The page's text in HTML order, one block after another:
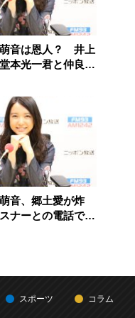
音は恩人？ 井上
本光一君と仲良く
ちゃんのおかげ」
音、郷土愛が炸
ナーとの電話で
き」
スポーツ コラム